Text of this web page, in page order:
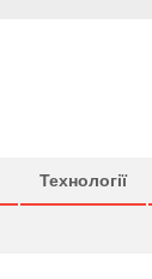
Технології